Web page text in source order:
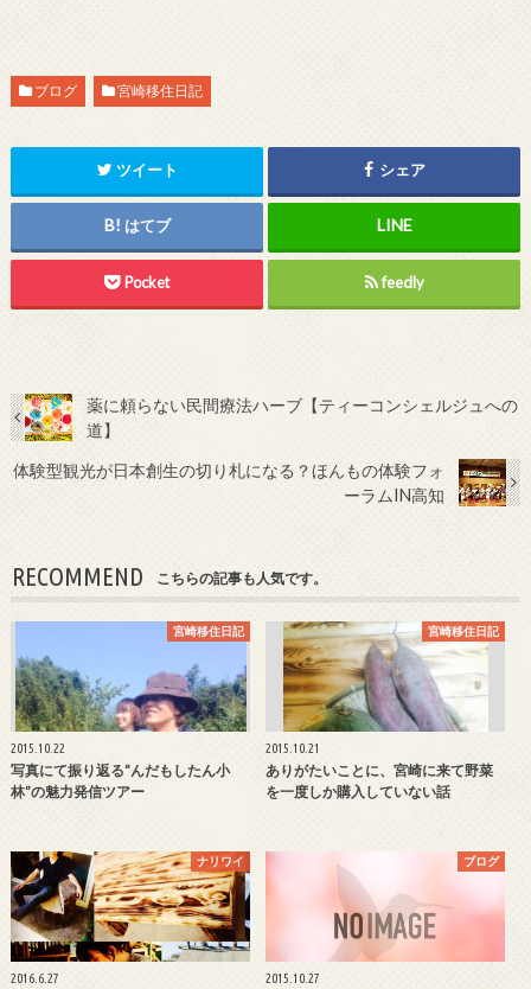
ブログ 宮崎移住日記
ツイート シェア
はてブ
Pocket feedly
薬に頼らない民間療法ハーブ【ティーコンシェルジュへの
道】
体験型観光が日本創生の切り札になる？ほんもの体験フォ
ーラムIN高知
RECOMMEND こちらの記事も人気です。
宮崎移住日記
2015.10.22
写真にて振り返る”んだもしたん小
林”の魅力発信ツアー
宮崎移住日記
2015.10.21
ありがたいことに、宮崎に来て野菜
を一度しか購入していない話
ナリワイ
2016.6.27
ブログ
2015.10.27